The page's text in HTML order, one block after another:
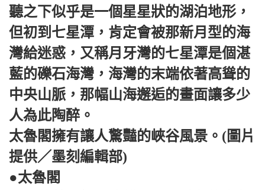
聽之下似乎是一個星星狀的湖泊地形，
但初到七星潭，肯定會被那新月型的海
灣給迷惑，又稱月牙灣的七星潭是個湛
藍的礫石海灣，海灣的末端依著高聳的
中央山脈，那幅山海邂逅的畫面讓多少
人為此陶醉。
太魯閣擁有讓人驚豔的峽谷風景。(圖片
提供／墨刻編輯部)
●太魯閣